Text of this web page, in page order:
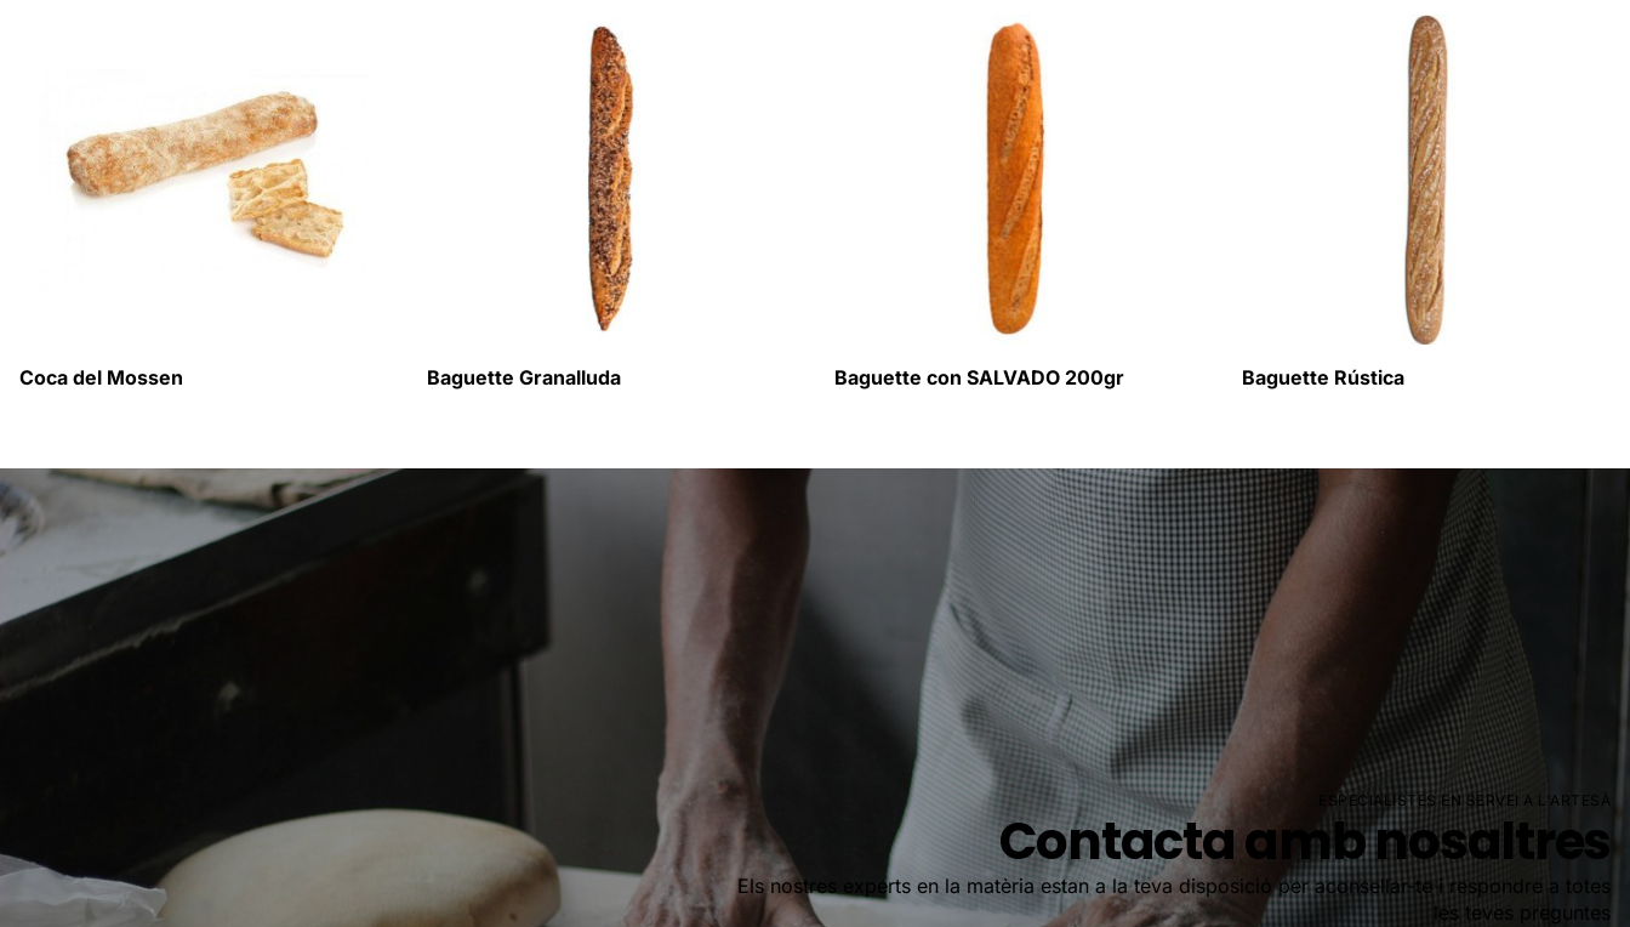
Coca del Mossen Baguette Granalluda Baguette con SALVADO 200gr Baguette Rústica
ESPECIALISTES EN SERVEI A L'ARTESÀ
Contacta amb nosaltres
Els nostres experts en la matèria estan a la teva disposició per aconsellar-te i respondre a totes
les teves preguntes